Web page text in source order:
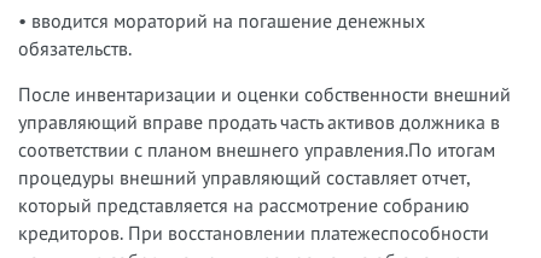
• вводится мораторий на погашение денежных
обязательств.
После инвентаризации и оценки собственности внешний
управляющий вправе продать часть активов должника в
соответствии с планом внешнего управления.По итогам
процедуры внешний управляющий составляет отчет,
который представляется на рассмотрение собранию
кредиторов. При восстановлении платежеспособности